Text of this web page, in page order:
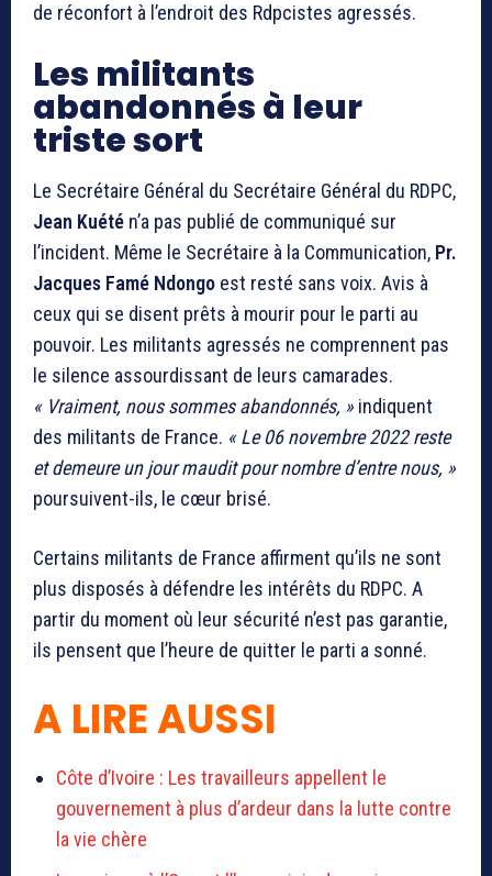
de réconfort à l’endroit des Rdpcistes agressés.
Les militants
abandonnés à leur
triste sort
Le Secrétaire Général du Secrétaire Général du RDPC,
Jean Kuété n’a pas publié de communiqué sur
l’incident. Même le Secrétaire à la Communication, Pr.
Jacques Famé Ndongo est resté sans voix. Avis à
ceux qui se disent prêts à mourir pour le parti au
pouvoir. Les militants agressés ne comprennent pas
le silence assourdissant de leurs camarades.
« Vraiment, nous sommes abandonnés, » indiquent
des militants de France. « Le 06 novembre 2022 reste
et demeure un jour maudit pour nombre d’entre nous, »
poursuivent-ils, le cœur brisé.
Certains militants de France affirment qu’ils ne sont
plus disposés à défendre les intérêts du RDPC. A
partir du moment où leur sécurité n’est pas garantie,
ils pensent que l’heure de quitter le parti a sonné.
A LIRE AUSSI
Côte d’Ivoire : Les travailleurs appellent le
gouvernement à plus d’ardeur dans la lutte contre
la vie chère